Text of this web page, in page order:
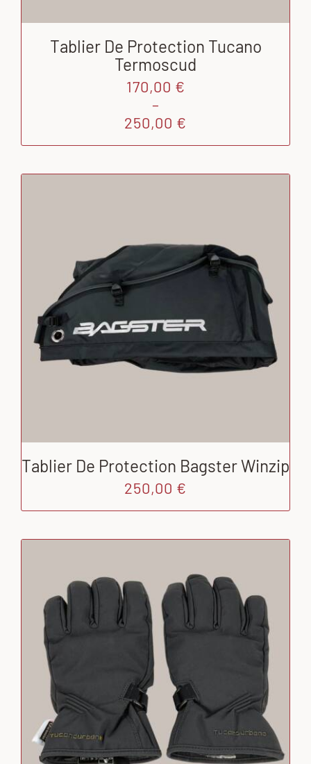
Tablier De Protection Tucano
Termoscud
170,00 €
–
250,00 €
Plage
de
prix :
250,00 €
Tablier De Protection Bagster Winzip
250,00 €